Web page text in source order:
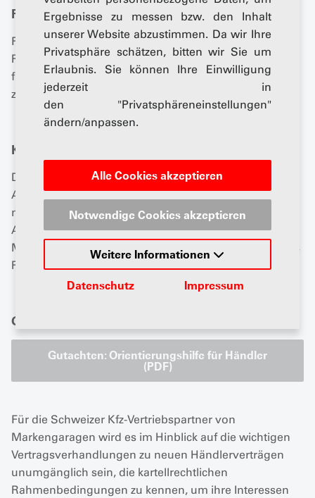
Ergebnisse zu messen bzw. den Inhalt
unserer Website abzustimmen. Da wir Ihre
Privatsphäre schätzen, bitten wir Sie um
Erlaubnis. Sie können Ihre Einwilligung
jederzeit in
den "Privatsphäreneinstellungen"
ändern/anpassen.
Alle Cookies akzeptieren
Notwendige Cookies akzeptieren
Weitere Informationen
Datenschutz Impressum
Folgen für Händler in der CH ab 2023
Für Händler ist eine Umstellung mit wirtschaftlichen
Risiken aber auch Chancen verbunden. Entscheidend
für die Händler sind die Verhandlungen mit Herstellern
zur Ausgestaltung des Vertriebssystems.
Kartellrecht: Keine belastbaren Analysen
Die kartellrechtlichen Rahmenbedingungen eines
Agentursystems wurden bisher weder in der Schweiz
noch in Deutschland systematisch untersucht. Der
AGVS und die in der Markenkommission vereinigten
Markenhändlerverbände haben dazu ein umfassendes
Rechtsgutachten erstellen lassen.
Gutachten: Orientierungshilfe für Händler
Gutachten: Orientierungshilfe für Händler
(PDF)
Für die Schweizer Kfz-Vertriebspartner von
Markengaragen wird es im Hinblick auf die wichtigen
Vertragsverhandlungen zu neuen Händlerverträgen
unumgänglich sein, die kartellrechtlichen
Rahmenbedingungen zu kennen, um ihre Interessen